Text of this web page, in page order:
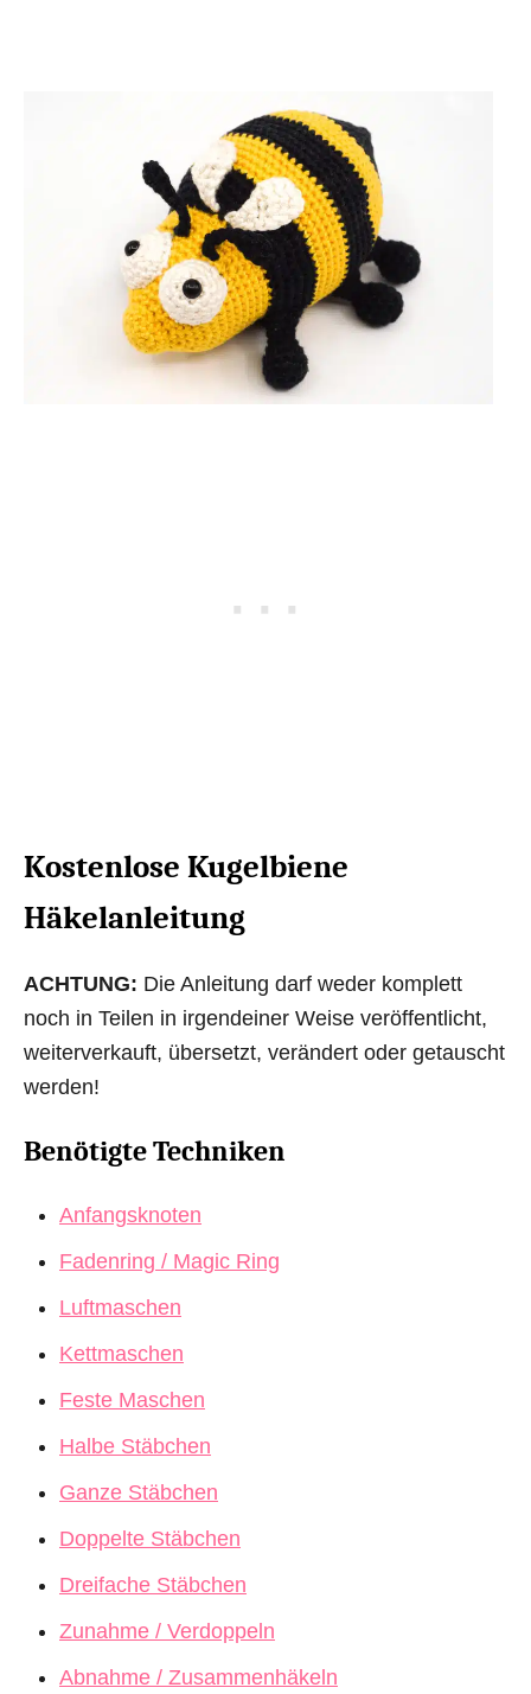
Kostenlose Kugelbiene
Häkelanleitung
ACHTUNG: Die Anleitung darf weder komplett
noch in Teilen in irgendeiner Weise veröffentlicht,
weiterverkauft, übersetzt, verändert oder getauscht
werden!
Benötigte Techniken
Anfangsknoten
Fadenring / Magic Ring
Luftmaschen
Kettmaschen
Feste Maschen
Halbe Stäbchen
Ganze Stäbchen
Doppelte Stäbchen
Dreifache Stäbchen
Zunahme / Verdoppeln
Abnahme / Zusammenhäkeln